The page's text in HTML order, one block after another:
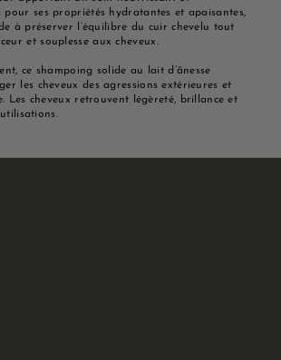
pour ses propriétés hydratantes et apaisantes,
à préserver l’équilibre du cuir chevelu tout
et souplesse aux cheveux.
ce shampoing solide au lait d’ânesse
les cheveux des agressions extérieures et
Les cheveux retrouvent légèreté, brillance et